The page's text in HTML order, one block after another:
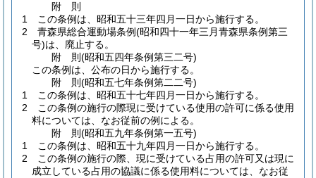
附 則
1
この条例は、昭和五十三年四月一日から施行する。
2
青森県総合運動場条例(昭和四十一年三月青森県条例第三
号)は、廃止する。
附 則(昭和五四年条例第三二号)
この条例は、公布の日から施行する。
附 則(昭和五七年条例第二二号)
1
この条例は、昭和五十七年四月一日から施行する。
2
この条例の施行の際現に受けている使用の許可に係る使用
料については、なお従前の例による。
附 則(昭和五九年条例第一五号)
1
この条例は、昭和五十九年四月一日から施行する。
2
この条例の施行の際、現に受けている占用の許可又は現に
成立している占用の協議に係る使用料については、なお従